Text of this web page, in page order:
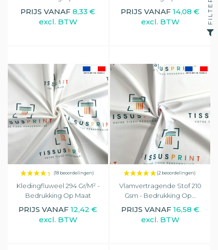
PRIJS VANAF 8,33 €
excl. BTW
PRIJS VANAF 14,08 €
excl. BTW
Kledingfluweel 294 Gr/m² -
Bedrukking Op Maat
PRIJS VANAF 12,42 €
excl. BTW
Vlamvertragende Stof 210
Gsm - Bedrukking Op...
PRIJS VANAF 16,58 €
excl. BTW
FILTER